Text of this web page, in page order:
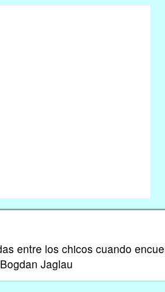
entre los chicos cuando
Jaglau